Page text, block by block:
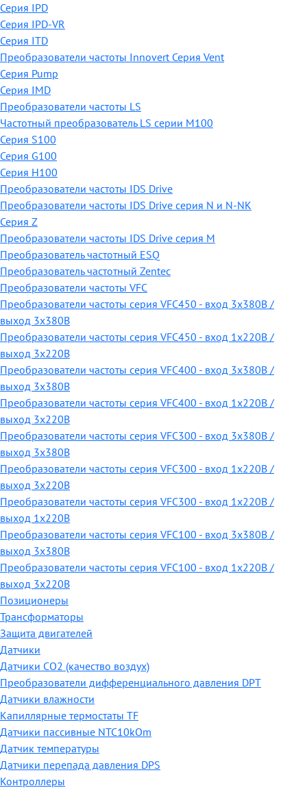
Серия IPD
Серия IPD-VR
Серия ITD
Преобразователи частоты Innovert Серия Vent
Серия Pump
Серия IMD
Преобразователи частоты LS
Частотный преобразователь LS серии M100
Серия S100
Серия G100
Серия H100
Преобразователи частоты IDS Drive
Преобразователи частоты IDS Drive серия N и N-NK
Серия Z
Преобразователи частоты IDS Drive серия М
Преобразователь частотный ESQ
Преобразователь частотный Zentec
Преобразователи частоты VFC
Преобразователи частоты серия VFC450 - вход 3х380В /
выход 3х380В
Преобразователи частоты серия VFC450 - вход 1х220В /
выход 3х220В
Преобразователи частоты серия VFC400 - вход 3х380В /
выход 3х380В
Преобразователи частоты серия VFC400 - вход 1х220В /
выход 3х220В
Преобразователи частоты серия VFC300 - вход 3х380В /
выход 3х380В
Преобразователи частоты серия VFC300 - вход 1х220В /
выход 3х220В
Преобразователи частоты серия VFC300 - вход 1х220В /
выход 1х220В
Преобразователи частоты серия VFC100 - вход 3х380В /
выход 3х380В
Преобразователи частоты серия VFC100 - вход 1х220В /
выход 3х220В
Позиционеры
Трансформаторы
Защита двигателей
Датчики
Датчики СО2 (качество воздух)
Преобразователи дифференциального давления DPT
Датчики влажности
Капиллярные термостаты TF
Датчики пассивные NTC10kOm
Датчик температуры
Датчики перепада давления DPS
Контроллеры